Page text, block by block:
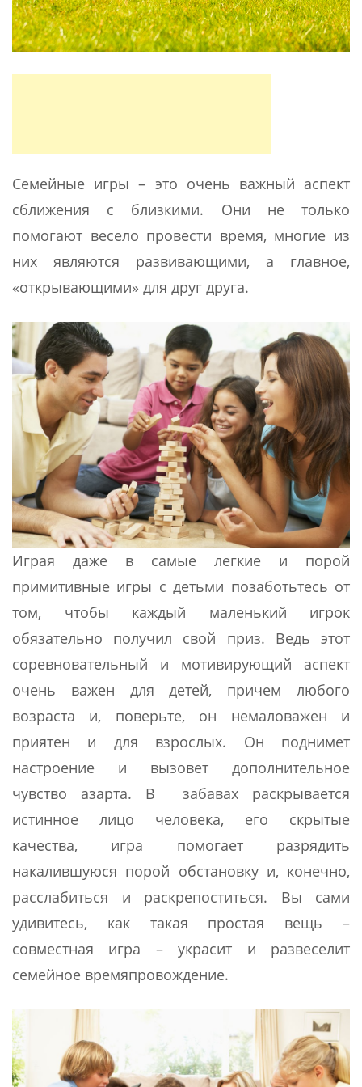
Семейные игры – это очень важный аспект
сближения с близкими. Они не только
помогают весело провести время, многие из
них являются развивающими, а главное,
«открывающими» для друг друга.
Играя даже в самые легкие и порой
примитивные игры с детьми позаботьтесь от
том, чтобы каждый маленький игрок
обязательно получил свой приз. Ведь этот
соревновательный и мотивирующий аспект
очень важен для детей, причем любого
возраста и, поверьте, он немаловажен и
приятен и для взрослых. Он поднимет
настроение и вызовет дополнительное
чувство азарта. В забавах раскрывается
истинное лицо человека, его скрытые
качества, игра помогает разрядить
накалившуюся порой обстановку и, конечно,
расслабиться и раскрепоститься. Вы сами
удивитесь, как такая простая вещь –
совместная игра – украсит и развеселит
семейное времяпровождение.